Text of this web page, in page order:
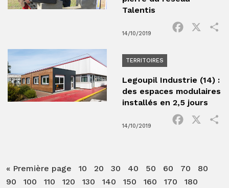
Talentis
14/10/2019
Facebook
TERRITOIRES
Legoupil Industrie (14) :
des espaces modulaires
installés en 2,5 jours
14/10/2019
Facebook
« Première page 10 20 30 40 50 60 70
80
90
100 110 120 130 140 150 160 170
180